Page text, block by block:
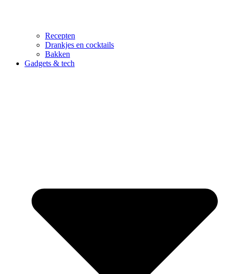
Recepten
Drankjes en cocktails
Bakken
Gadgets & tech